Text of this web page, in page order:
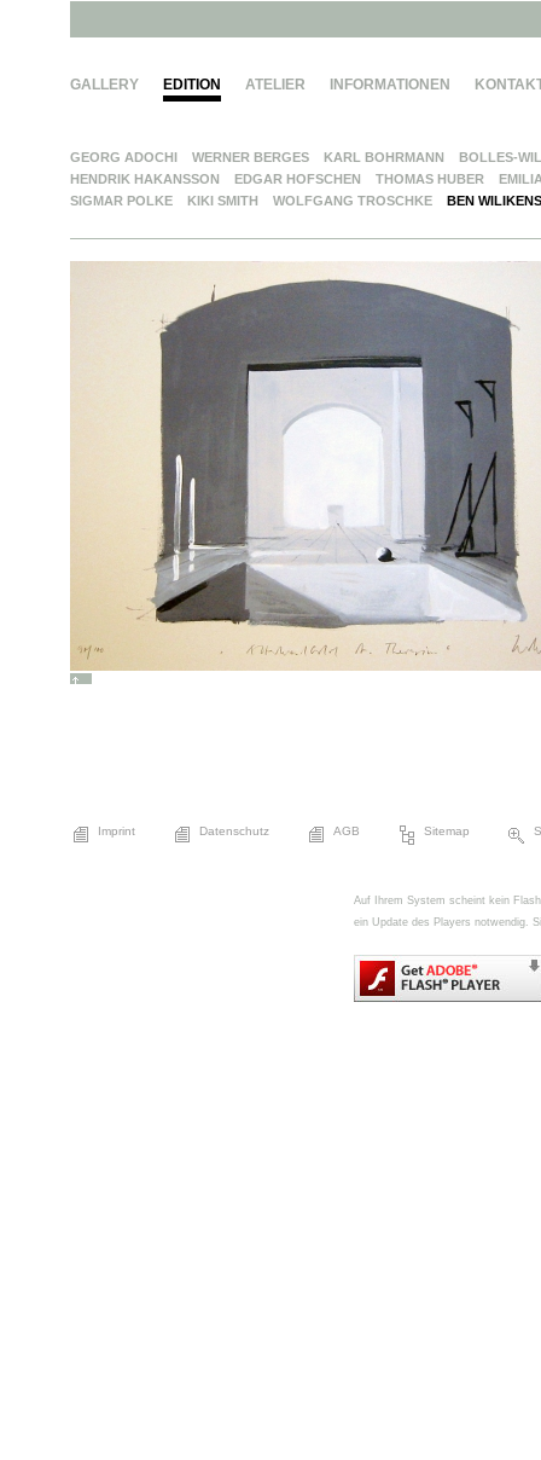
GALLERY EDITION ATELIER INFORMATIONEN
GEORG ADOCHI WERNER BERGES KARL BOHRMANN
BOLLES-
HENDRIK HAKANSSON
EDGAR HOFSCHEN THOMAS HUBER
SIGMAR POLKE
KIKI SMITH WOLFGANG TROSCHKE BEN WILIKENS
Imprint Datenschutz AGB Sitemap
Auf Ihrem System scheint kein
ein Update des Players notwendig.